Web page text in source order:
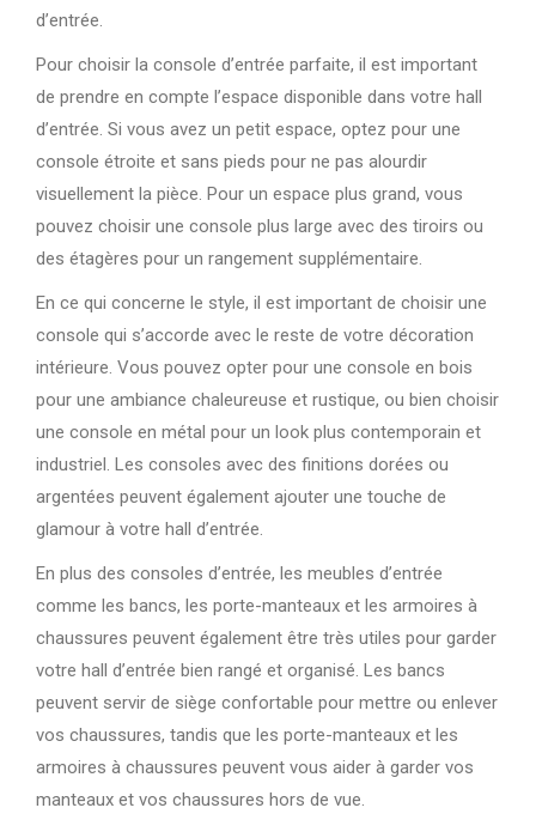
d’entrée.
Pour choisir la console d’entrée parfaite, il est important
de prendre en compte l’espace disponible dans votre hall
d’entrée. Si vous avez un petit espace, optez pour une
console étroite et sans pieds pour ne pas alourdir
visuellement la pièce. Pour un espace plus grand, vous
pouvez choisir une console plus large avec des tiroirs ou
des étagères pour un rangement supplémentaire.
En ce qui concerne le style, il est important de choisir une
console qui s’accorde avec le reste de votre décoration
intérieure. Vous pouvez opter pour une console en bois
pour une ambiance chaleureuse et rustique, ou bien choisir
une console en métal pour un look plus contemporain et
industriel. Les consoles avec des finitions dorées ou
argentées peuvent également ajouter une touche de
glamour à votre hall d’entrée.
En plus des consoles d’entrée, les meubles d’entrée
comme les bancs, les porte-manteaux et les armoires à
chaussures peuvent également être très utiles pour garder
votre hall d’entrée bien rangé et organisé. Les bancs
peuvent servir de siège confortable pour mettre ou enlever
vos chaussures, tandis que les porte-manteaux et les
armoires à chaussures peuvent vous aider à garder vos
manteaux et vos chaussures hors de vue.